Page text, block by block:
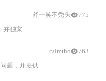
大JSON
舒一笑不秃头 775
了相应的解决办法。
calmtho 763